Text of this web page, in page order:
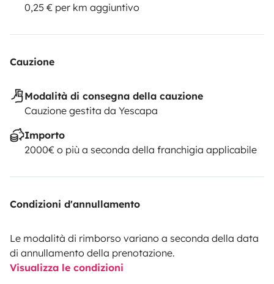
0,25 € per km aggiuntivo
Cauzione
Modalità di consegna della cauzione
Cauzione gestita da Yescapa
Importo
2000€ o più a seconda della franchigia applicabile
Condizioni d'annullamento
Le modalità di rimborso variano a seconda della data
di annullamento della prenotazione.
Visualizza le condizioni